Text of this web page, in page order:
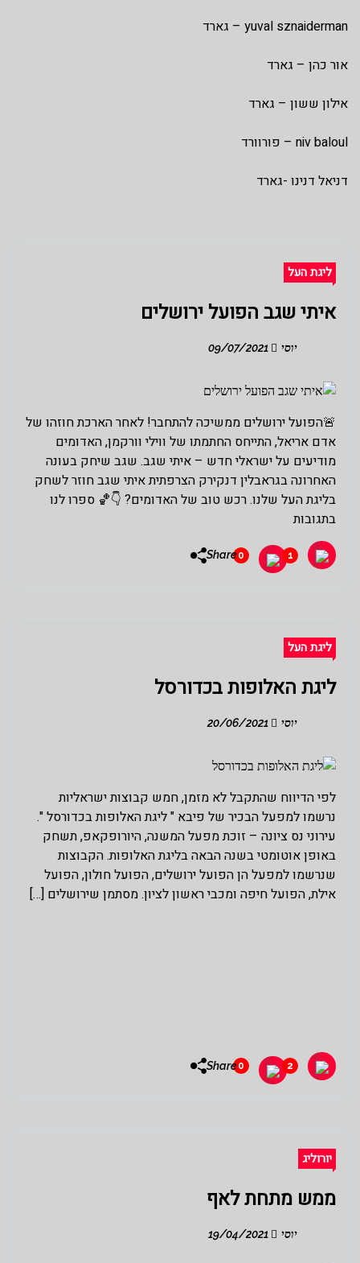
yuval sznaiderman – גארד
אור כהן – גארד
אילון ששון – גארד
niv baloul – פורוורד
דניאל דנינו -גארד
ליגת העל
איתי שגב הפועל ירושלים
יוסי
🚨הפועל ירושלים ממשיכה להתחבר! לאחר הארכת חוזהו של
אדם אריאל, התייחס החתמתו של ווילי וורקמן, האדומים
מודיעים על ישראלי חדש – איתי שגב. שגב שיחק בעונה
האחרונה בגראבלין דנקירק הצרפתית איתי שגב חוזר לשחק
בליגת העל שלנו. רכש טוב של האדומים? 👇🏀 ספרו לנו
בתגובות
1
0
Share
ליגת העל
ליגת האלופות בכדורסל
יוסי
לפי הדיווח שהתקבל לא מזמן, חמש קבוצות ישראליות
נרשמו למפעל הבכיר של פיבא " ליגת האלופות בכדורסל ".
עירוני נס ציונה – זוכת מפעל המשנה, היורופקאפ, תשחק
באופן אוטומטי בשנה הבאה בליגת האלופות. הקבוצות
שנרשמו למפעל הן הפועל ירושלים, הפועל חולון, הפועל
אילת, הפועל חיפה ומכבי ראשון לציון. מסתמן שירושלים […]
2
0
Share
יורוליג
ממש מתחת לאף
יוסי